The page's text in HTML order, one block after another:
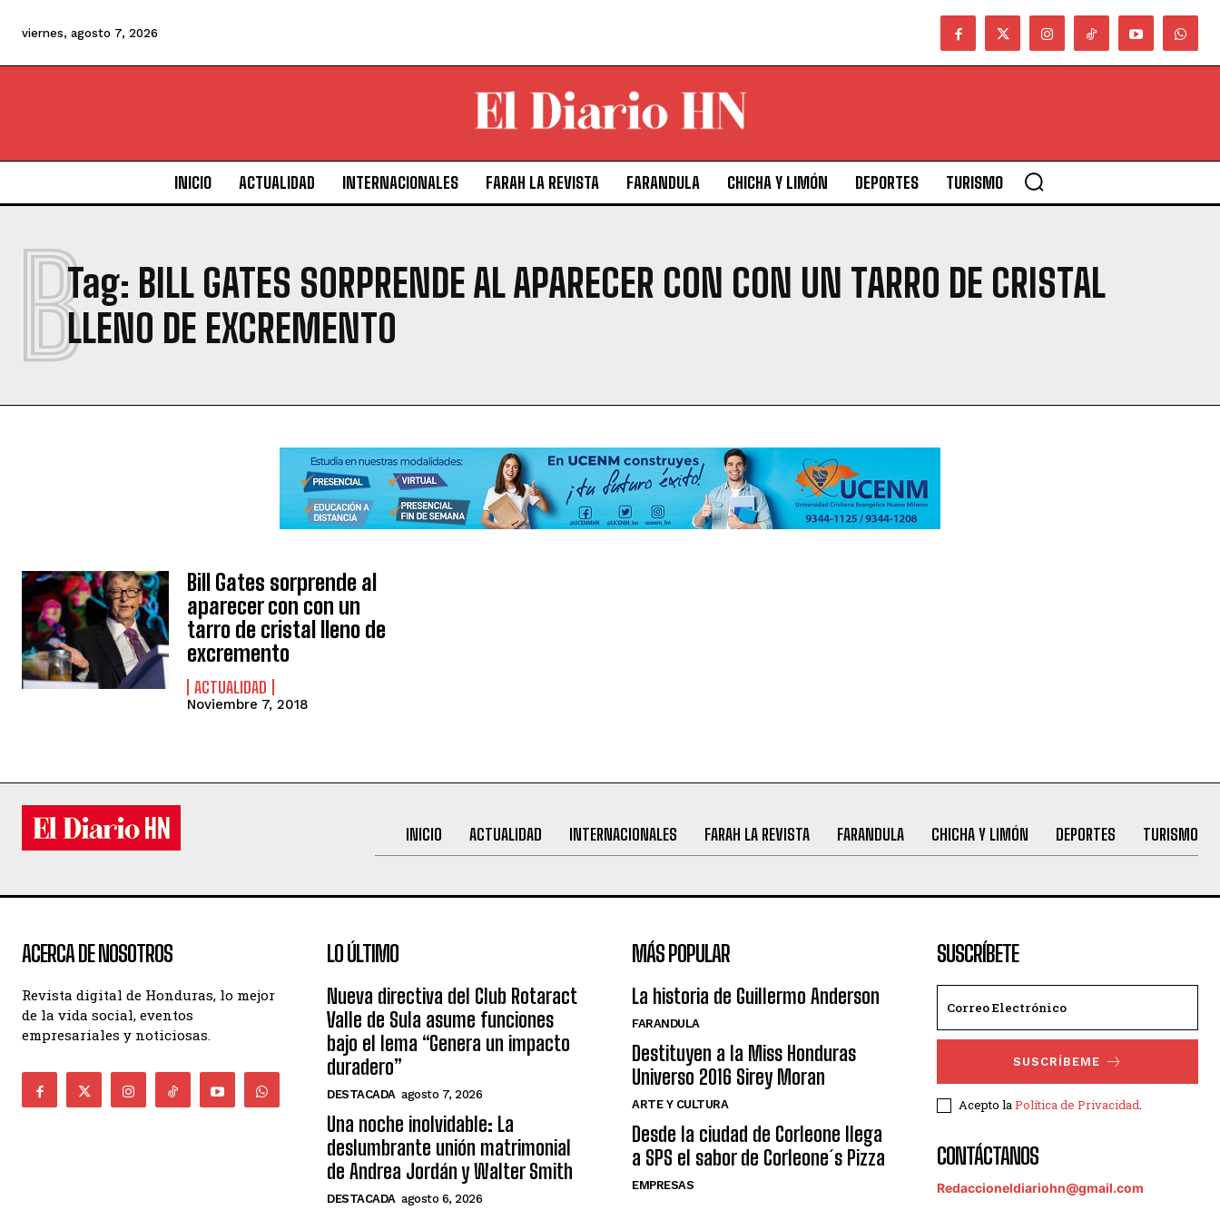
viernes, agosto 7, 2026
INICIO ACTUALIDAD INTERNACIONALES FARAH LA REVISTA FARANDULA CHICHA Y LIMÓN DEPORTES TURISMO
Tag: BILL GATES SORPRENDE AL APARECER CON CON UN TARRO DE CRISTAL
LLENO DE EXCREMENTO
B
Bill Gates sorprende al
aparecer con con un
tarro de cristal lleno de
excremento
ACTUALIDAD
Noviembre 7, 2018
INICIO ACTUALIDAD INTERNACIONALES FARAH LA REVISTA FARANDULA CHICHA Y LIMÓN DEPORTES TURISMO
ACERCA DE NOSOTROS
Revista digital de Honduras, lo mejor
de la vida social, eventos
empresariales y noticiosas.
LO ÚLTIMO
Nueva directiva del Club Rotaract
Valle de Sula asume funciones
bajo el lema “Genera un impacto
duradero”
DESTACADA agosto 7, 2026
Una noche inolvidable: La
deslumbrante unión matrimonial
de Andrea Jordán y Walter Smith
DESTACADA agosto 6, 2026
MÁS POPULAR
La historia de Guillermo Anderson
FARANDULA
Destituyen a la Miss Honduras
Universo 2016 Sirey Moran
ARTE Y CULTURA
Desde la ciudad de Corleone llega
a SPS el sabor de Corleone´s Pizza
EMPRESAS
SUSCRÍBETE
SUSCRÍBEME
Acepto laPolítica de Privacidad.
CONTÁCTANOS
Redaccioneldiariohn@gmail.com